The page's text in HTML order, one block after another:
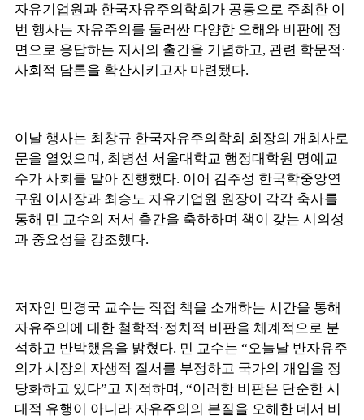
자유기업원과 한국자유주의학회가 공동으로 주최한 이
번 행사는 자유주의를 둘러싼 다양한 오해와 비판에 정
면으로 응답하는 저서의 출간을 기념하고, 관련 학문적·
사회적 담론을 확산시키고자 마련됐다.
이날 행사는 최창규 한국자유주의학회 회장의 개회사로
문을 열었으며, 최병선 서울대학교 행정대학원 명예교
수가 사회를 맡아 진행했다. 이어 김주성 한국학중앙연
구원 이사장과 최승노 자유기업원 원장이 각각 축사를
통해 민 교수의 저서 출간을 축하하며 책이 갖는 시의성
과 중요성을 강조했다.
저자인 민경국 교수는 직접 책을 소개하는 시간을 통해
자유주의에 대한 철학적·정치적 비판을 체계적으로 분
석하고 반박했음을 밝혔다. 민 교수는 “오늘날 반자유주
의가 시장의 자생적 질서를 부정하고 국가의 개입을 정
당화하고 있다”고 지적하며, “이러한 비판은 단순한 시
대적 유행이 아니라 자유주의의 본질을 오해한 데서 비